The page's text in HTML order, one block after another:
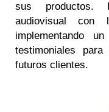
sus productos.
audiovisual
implementando
testimoniales
futuros clientes.